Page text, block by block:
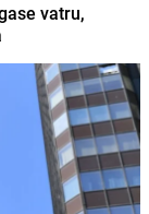
vatru,